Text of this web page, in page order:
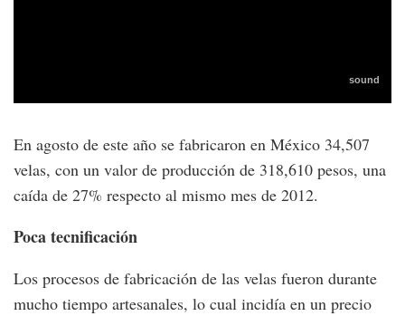
En agosto de este año se fabricaron en México 34,507
velas, con un valor de producción de 318,610 pesos, una
caída de 27% respecto al mismo mes de 2012.
Poca tecnificación
Los procesos de fabricación de las velas fueron durante
mucho tiempo artesanales, lo cual incidía en un precio